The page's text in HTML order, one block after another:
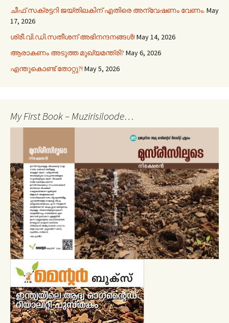
ചീഫ് സക്രട്ടറി ജയ്തിലകിന് എതിരെ അന്വേഷണം വേണം. May
17, 2026
ശ്രീ.വി.ഡി.സതീശന് അഭിനന്ദനങ്ങൾ! May 14, 2026
ആരാകണം അടുത്ത മുഖ്യമന്ത്രി? May 6, 2026
എന്തുകൊണ്ട് തോറ്റു?! May 5, 2026
My First Book – Muzirisiloode…